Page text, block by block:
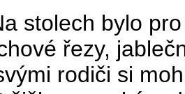
stolech bylo pro
řezy,
rodiči si